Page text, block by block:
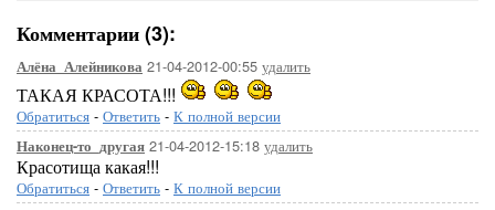
Комментарии (3):
Алёна_Алейникова 21-04-2012-00:55 удалить
ТАКАЯ КРАСОТА!!!
Обратиться - Ответить - К полной версии
Наконец-то_другая 21-04-2012-15:18 удалить
Красотища какая!!!
Обратиться - Ответить - К полной версии